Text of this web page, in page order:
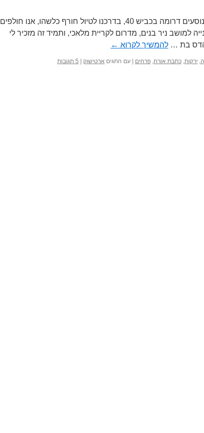
כבר כמה שנים, בכל פעם שאנחנו נוסעים דרומה בכביש 40, בדרכנו לטיול חורף כלשהו, אנו חולפים
למושב ניר בנים, מדרום לקריית מלאכי, ותמיד זה מזכיר לי
בת … להמשיך לקרוא ←
, ירקות, כתבת אורח, פרחים עם התגים ארטישוק 5 תגובות